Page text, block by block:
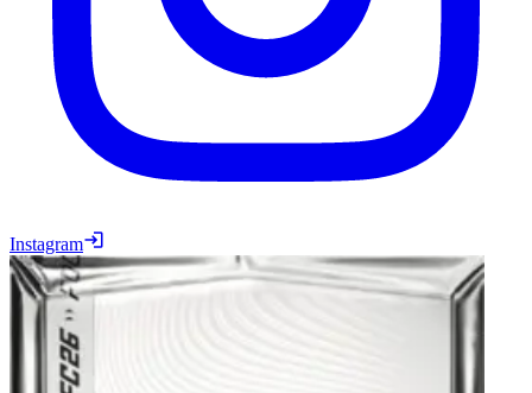
Instagram